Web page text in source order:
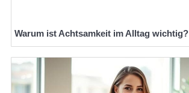
Warum ist Achtsamkeit im Alltag wichtig?